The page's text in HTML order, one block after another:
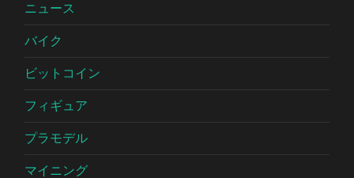
ニュース
バイク
ビットコイン
フィギュア
プラモデル
マイニング